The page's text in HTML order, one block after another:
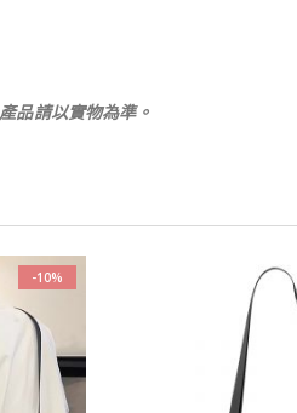
品請以實物為準。
-10%